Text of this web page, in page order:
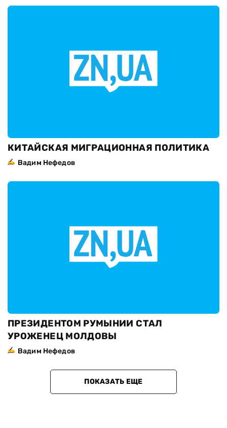
КИТАЙСКАЯ МИГРАЦИОННАЯ ПОЛИТИКА
Вадим Нефедов
ПРЕЗИДЕНТОМ РУМЫНИИ СТАЛ
УРОЖЕНЕЦ МОЛДОВЫ
Вадим Нефедов
ПОКАЗАТЬ ЕЩЕ